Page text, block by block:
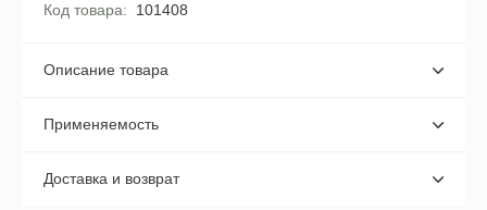
Код товара
101408
Описание товара
Применяемость
Доставка и возврат